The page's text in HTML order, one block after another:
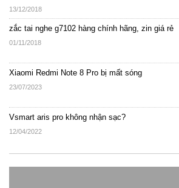
13/12/2018
zắc tai nghe g7102 hàng chính hãng, zin giá rẻ
01/11/2018
Xiaomi Redmi Note 8 Pro bị mất sóng
23/07/2023
Vsmart aris pro không nhận sạc?
12/04/2022